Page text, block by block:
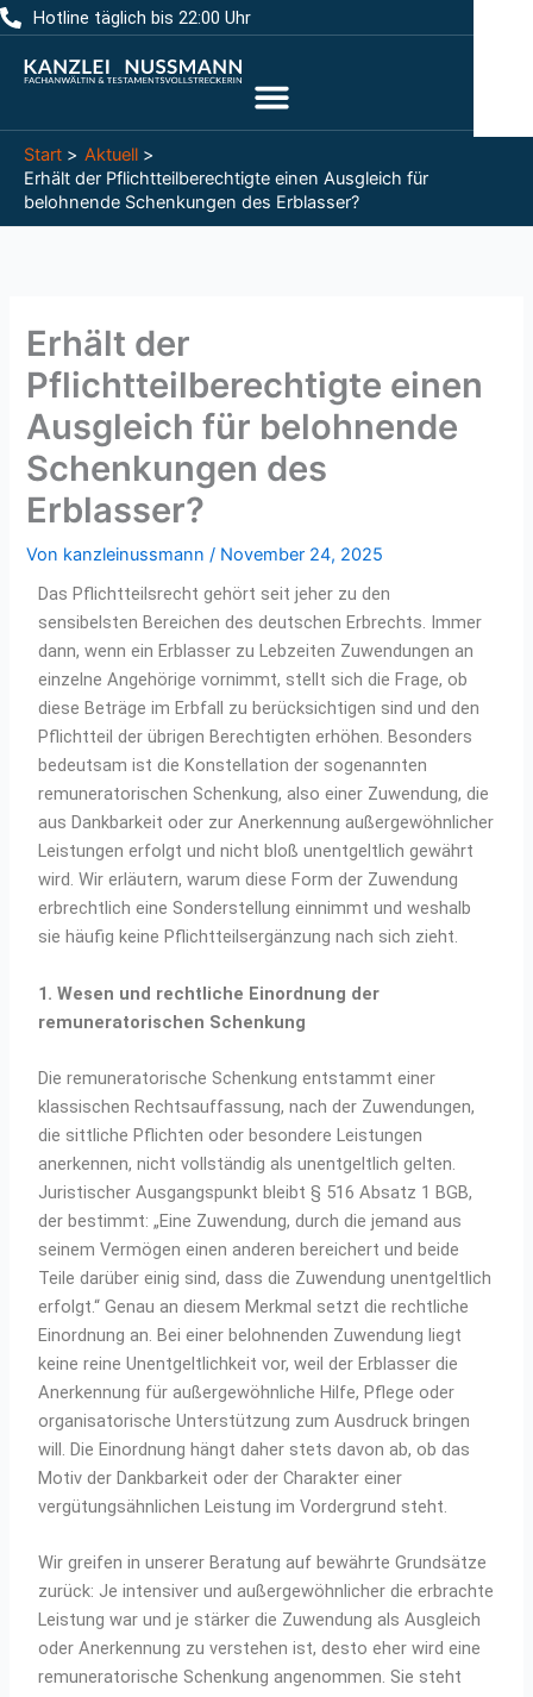
Zum
Inhalt
springen
Hotline täglich bis 22:00 Uhr
Start
Aktuell
Erhält der Pflichtteilberechtigte einen Ausgleich für
belohnende Schenkungen des Erblasser?
Erhält der
Pflichtteilberechtigte einen
Ausgleich für belohnende
Schenkungen des
Erblasser?
Von kanzleinussmann/ November 24, 2025
Das Pflichtteilsrecht gehört seit jeher zu den
sensibelsten Bereichen des deutschen Erbrechts. Immer
dann, wenn ein Erblasser zu Lebzeiten Zuwendungen an
einzelne Angehörige vornimmt, stellt sich die Frage, ob
diese Beträge im Erbfall zu berücksichtigen sind und den
Pflichtteil der übrigen Berechtigten erhöhen. Besonders
bedeutsam ist die Konstellation der sogenannten
remuneratorischen Schenkung, also einer Zuwendung, die
aus Dankbarkeit oder zur Anerkennung außergewöhnlicher
Leistungen erfolgt und nicht bloß unentgeltlich gewährt
wird. Wir erläutern, warum diese Form der Zuwendung
erbrechtlich eine Sonderstellung einnimmt und weshalb
sie häufig keine Pflichtteilsergänzung nach sich zieht.
1. Wesen und rechtliche Einordnung der
remuneratorischen Schenkung
Die remuneratorische Schenkung entstammt einer
klassischen Rechtsauffassung, nach der Zuwendungen,
die sittliche Pflichten oder besondere Leistungen
anerkennen, nicht vollständig als unentgeltlich gelten.
Juristischer Ausgangspunkt bleibt § 516 Absatz 1 BGB,
der bestimmt: „Eine Zuwendung, durch die jemand aus
seinem Vermögen einen anderen bereichert und beide
Teile darüber einig sind, dass die Zuwendung unentgeltlich
erfolgt.“ Genau an diesem Merkmal setzt die rechtliche
Einordnung an. Bei einer belohnenden Zuwendung liegt
keine reine Unentgeltlichkeit vor, weil der Erblasser die
Anerkennung für außergewöhnliche Hilfe, Pflege oder
organisatorische Unterstützung zum Ausdruck bringen
will. Die Einordnung hängt daher stets davon ab, ob das
Motiv der Dankbarkeit oder der Charakter einer
vergütungsähnlichen Leistung im Vordergrund steht.
Wir greifen in unserer Beratung auf bewährte Grundsätze
zurück: Je intensiver und außergewöhnlicher die erbrachte
Leistung war und je stärker die Zuwendung als Ausgleich
oder Anerkennung zu verstehen ist, desto eher wird eine
remuneratorische Schenkung angenommen. Sie steht